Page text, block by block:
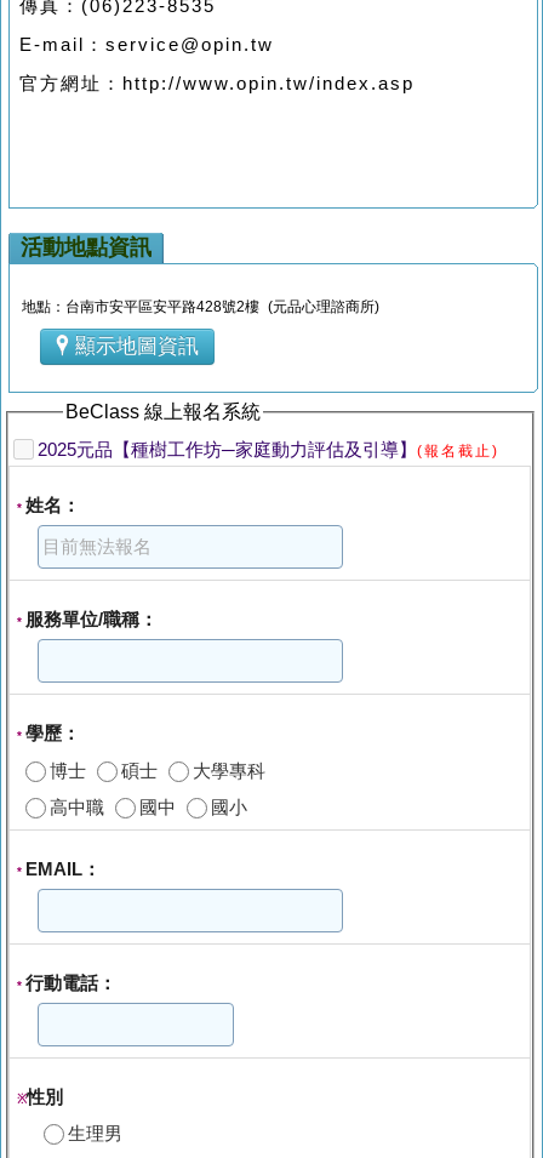
傳真：(06)223-8535
E-mail：service@opin.tw
官方網址：http://www.opin.tw/index.asp
活動地點資訊
地點：台南市安平區安平路428號2樓 (元品心理諮商所)
顯示地圖資訊
BeClass 線上報名系統
2025元品【種樹工作坊─家庭動力評估及引導】 (報名截止)
* 姓名：
* 服務單位/職稱：
* 學歷：
博士
碩士
大學專科
高中職
國中 國小
* EMAIL：
* 行動電話：
※性別
生理男